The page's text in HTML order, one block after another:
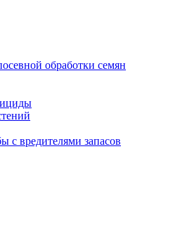
обработки семян
с вредителями запасов